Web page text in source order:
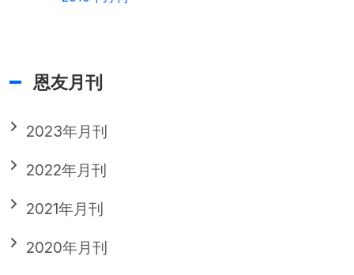
恩友月刊
2023年月刊
2022年月刊
2021年月刊
2020年月刊